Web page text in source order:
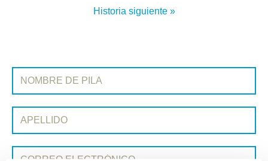
Historia siguiente »
SUSCRIBIRSE A PRAYERLINE
Nombre de pila:
Apellido:
Correo electrónico: